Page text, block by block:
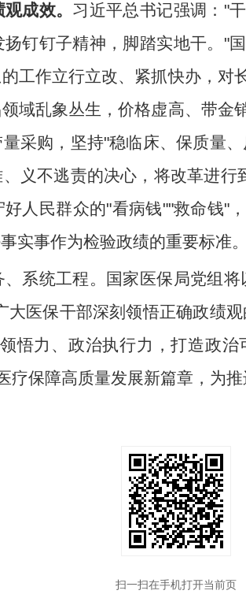
成效。 习近平总书记强调："
钉钉子精神，脚踏实地干。"
工作立行立改、紧抓快办，对
域乱象丛生，价格虚高、带
采购，坚持"稳临床、保质量
义不逃责的决心，将改革进
人民群众的"看病钱""救命钱"
实事作为检验政绩的重要标准。
系统工程。国家医保局党组
医保干部深刻领悟正确政绩
悟力、政治执行力，打造政
保障高质量发展新篇章，为推
扫一扫在手机打开当前页